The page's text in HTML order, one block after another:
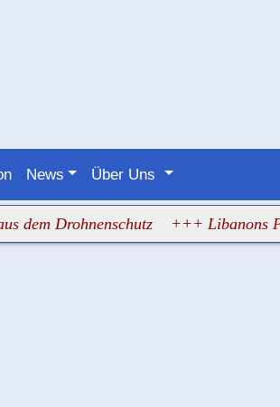
News Über Uns
+++ Libanons Premier: